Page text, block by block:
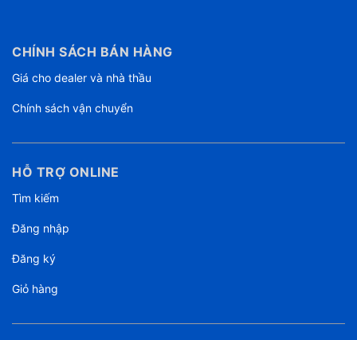
CHÍNH SÁCH BÁN HÀNG
Giá cho dealer và nhà thầu
Chính sách vận chuyển
HỖ TRỢ ONLINE
Tìm kiếm
Đăng nhập
Đăng ký
Giỏ hàng